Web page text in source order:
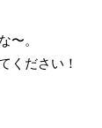
〜。
ください！